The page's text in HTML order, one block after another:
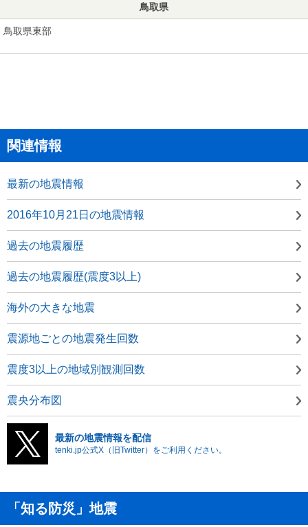
鳥取県
鳥取県東部
関連情報
最新の地震情報
2016年10月21日の地震情報
過去の地震履歴
過去の地震履歴(震度3以上)
海外の大きな地震
震源地ごとの地震発生回数
震度3以上の地域別観測回数
震央分布図
最新の地震情報を配信
tenki.jp公式X（旧Twitter）をご利用ください。
「知る防災」地震